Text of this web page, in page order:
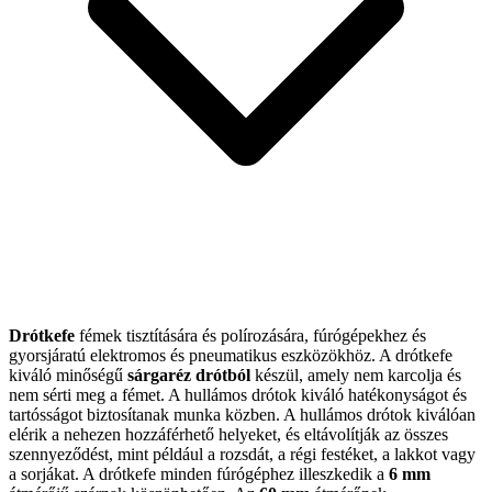
Drótkefe fémek tisztítására és polírozására, fúrógépekhez és
gyorsjáratú elektromos és pneumatikus eszközökhöz. A drótkefe
kiváló minőségű sárgaréz drótból készül, amely nem karcolja és
nem sérti meg a fémet. A hullámos drótok kiváló hatékonyságot és
tartósságot biztosítanak munka közben. A hullámos drótok kiválóan
elérik a nehezen hozzáférhető helyeket, és eltávolítják az összes
szennyeződést, mint például a rozsdát, a régi festéket, a lakkot vagy
a sorjákat. A drótkefe minden fúrógéphez illeszkedik a 6 mm